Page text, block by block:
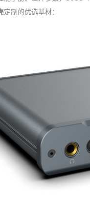
定制的优选基材：